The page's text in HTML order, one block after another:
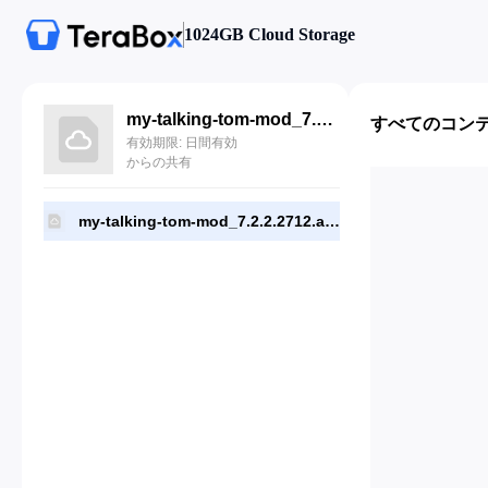
1024GB Cloud Storage
my-talking-tom-mod_7.2.2.2712.apk
有効期限: 日間有効
からの共有
my-talking-tom-mod_7.2.2.2712.apk
すべてのコン